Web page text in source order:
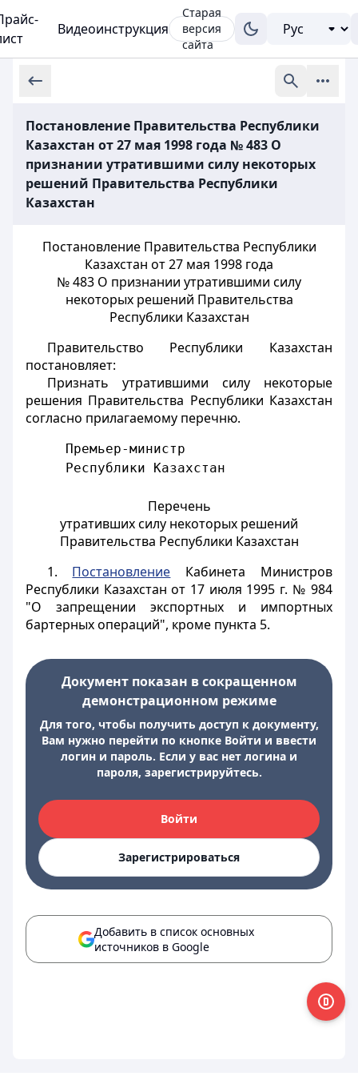
Видеоинструкция
Старая
версия
сайта
Постановление Правительства Республики
Казахстан от 27 мая 1998 года № 483 О
признании утратившими силу некоторых
решений Правительства Республики
Казахстан
Постановление Правительства Республики
Казахстан от 27 мая 1998 года
№ 483 О признании утратившими силу
некоторых решений Правительства
Республики Казахстан
Правительство Республики Казахстан
постановляет:
Признать утратившими силу некоторые
решения Правительства Республики Казахстан
согласно прилагаемому перечню.
Премьер-министр
Республики Казахстан
Перечень
утративших силу некоторых решений
Правительства Республики Казахстан
1. Постановление Кабинета Министров
Республики Казахстан от 17 июля 1995 г. № 984
"О запрещении экспортных и импортных
бартерных операций", кроме пункта 5.
Документ показан в сокращенном
демонстрационном режиме
Для того, чтобы получить доступ к документу,
Вам нужно перейти по кнопке Войти и ввести
логин и пароль. Если у вас нет логина и
пароля, зарегистрируйтесь.
Войти
Зарегистрироваться
Добавить в список основных
источников в Google